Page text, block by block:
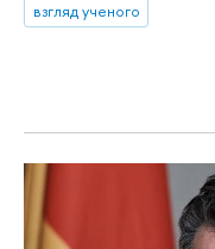
взгляд ученого